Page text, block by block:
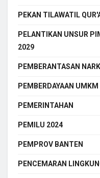
PEKAN TILAWATIL
PELANTIKAN UNSUR
2029
PEMBERANTASAN
PEMBERDAYAAN UMKM
PEMERINTAHAN
PEMILU 2024
PEMPROV BANTEN
PENCEMARAN